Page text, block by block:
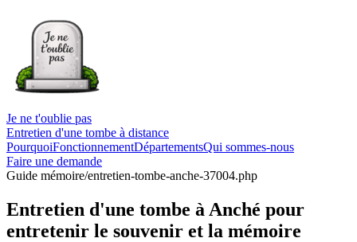
Je ne t'oublie pas
Entretien d'une tombe à distance
PourquoiFonctionnementDépartementsQui sommes-nous
Faire une demande
Guide mémoire/entretien-tombe-anche-37004.php
Entretien d'une tombe à Anché pour
entretenir le souvenir et la mémoire